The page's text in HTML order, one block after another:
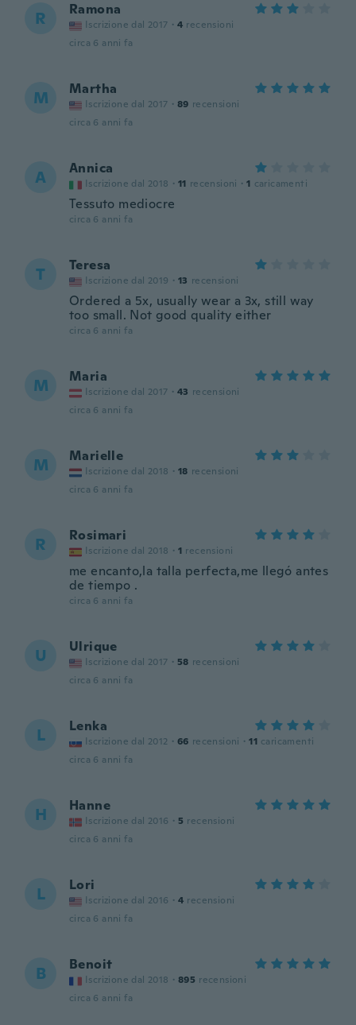
R Ramona
Iscrizione dal 2017 · 4 recensioni
circa 6 anni fa
M Martha
Iscrizione dal 2017 · 89 recensioni
circa 6 anni fa
A Annica
Iscrizione dal 2018 · 11 recensioni · 1 caricamenti
Tessuto mediocre
circa 6 anni fa
T Teresa
Iscrizione dal 2019 · 13 recensioni
Ordered a 5x, usually wear a 3x, still way
too small. Not good quality either
circa 6 anni fa
M Maria
Iscrizione dal 2017 · 43 recensioni
circa 6 anni fa
M Marielle
Iscrizione dal 2018 · 18 recensioni
circa 6 anni fa
R Rosimari
Iscrizione dal 2018 · 1 recensioni
me encanto,la talla perfecta,me llegó antes
de tiempo .
circa 6 anni fa
U Ulrique
Iscrizione dal 2017 · 58 recensioni
circa 6 anni fa
L Lenka
Iscrizione dal 2012 · 66 recensioni · 11 caricamenti
circa 6 anni fa
H Hanne
Iscrizione dal 2016 · 5 recensioni
circa 6 anni fa
L Lori
Iscrizione dal 2016 · 4 recensioni
circa 6 anni fa
B Benoit
Iscrizione dal 2018 · 895 recensioni
circa 6 anni fa